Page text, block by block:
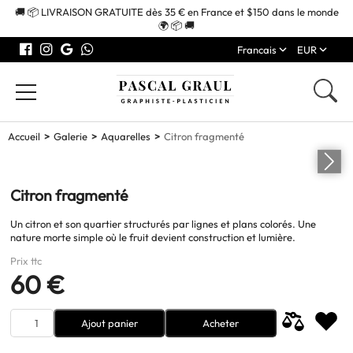
🚚 📦 LIVRAISON GRATUITE dès 35 € en France et $150 dans le monde
🌍 📦 🚚
Francais
EUR
Accueil Galerie Aquarelles Citron fragmenté
Citron fragmenté
Un citron et son quartier structurés par lignes et plans colorés. Une
nature morte simple où le fruit devient construction et lumière.
Prix ttc
60 €
Ajout panier Acheter